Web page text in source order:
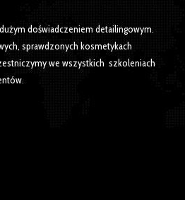
doświadczeniem detailingowym.
sprawdzonych kosmetykach
we wszystkich szkoleniach